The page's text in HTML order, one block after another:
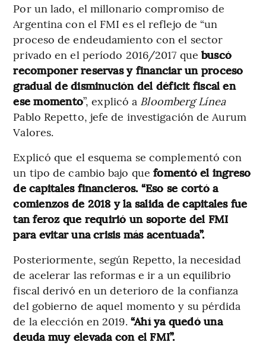
Por un lado, el millonario compromiso de
Argentina con el FMI es el reflejo de “un
proceso de endeudamiento con el sector
privado en el período 2016/2017 que buscó
recomponer reservas y financiar un proceso
gradual de disminución del déficit fiscal en
ese momento”, explicó a Bloomberg Línea
Pablo Repetto, jefe de investigación de Aurum
Valores.
Explicó que el esquema se complementó con
un tipo de cambio bajo que fomentó el ingreso
de capitales financieros. “Eso se cortó a
comienzos de 2018 y la salida de capitales fue
tan feroz que requirió un soporte del FMI
para evitar una crisis más acentuada”.
Posteriormente, según Repetto, la necesidad
de acelerar las reformas e ir a un equilibrio
fiscal derivó en un deterioro de la confianza
del gobierno de aquel momento y su pérdida
de la elección en 2019. “Ahí ya quedó una
deuda muy elevada con el FMI”.